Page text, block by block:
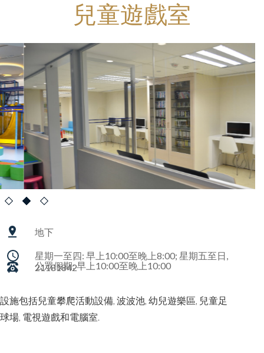
兒童遊戲室
地下
星期一至四: 早上10:00至晚上8:00; 星期五至日,
公眾假期: 早上10:00至晚上10:00
21181842
設施包括兒童攀爬活動設備, 波波池, 幼兒遊樂區, 兒童足
球場, 電視遊戲和電腦室.